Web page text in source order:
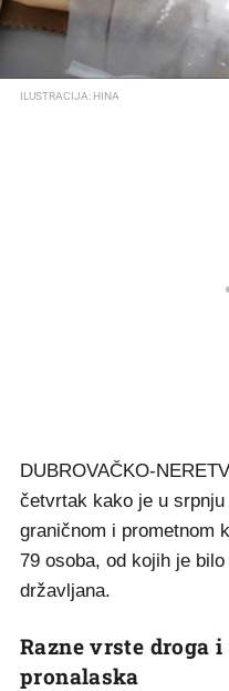
ILUSTRACIJA: HINA
DUBROVAČKO-
četvrtak kako je u
graničnom i prometnom
79 osoba, od kojih je
državljana.
Razne vrste droga
pronalaska